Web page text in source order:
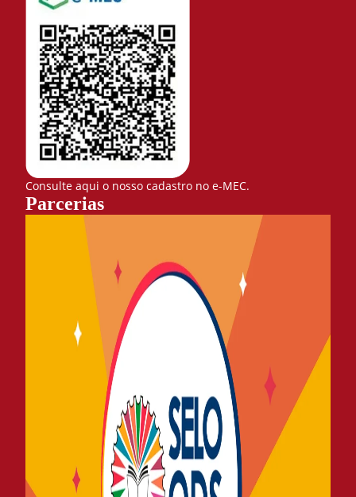
Consulte aqui o nosso cadastro no e-MEC.
Parcerias